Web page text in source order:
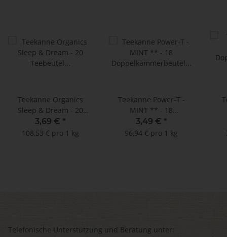
Teekanne Organics
Sleep & Dream - 20
Teebeutel à 1,7 g
3,69 € *
108,53 € pro 1 kg
Teekanne Power-T -
MINT ** - 18
Doppelkammerbeutel à
2 g
3,49 € *
96,94 € pro 1 kg
Telefonische Unterstützung und Beratung unter: